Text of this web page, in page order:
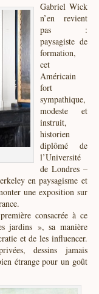
Gabriel Wick
n’en revient
pas :
paysagiste de
formation,
cet
Américain
fort
sympathique,
modeste et
instruit,
historien
diplômé de
l’Université
de Londres –
en paysagisme et
une exposition sur
consacrée à ce
jardins », sa manière
et de les influencer.
dessins jamais
étrange pour un goût